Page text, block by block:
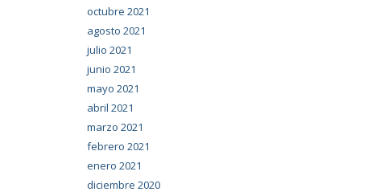
octubre 2021
agosto 2021
julio 2021
junio 2021
mayo 2021
abril 2021
marzo 2021
febrero 2021
enero 2021
diciembre 2020